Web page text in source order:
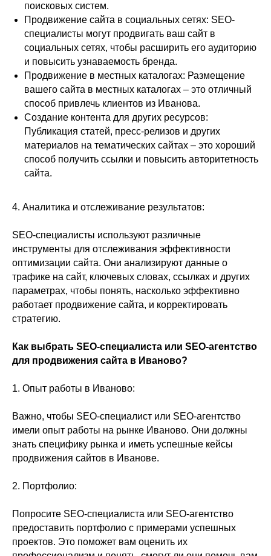
поисковых систем.
Продвижение сайта в социальных сетях: SEO-
специалисты могут продвигать ваш сайт в
социальных сетях, чтобы расширить его аудиторию
и повысить узнаваемость бренда.
Продвижение в местных каталогах: Размещение
вашего сайта в местных каталогах – это отличный
способ привлечь клиентов из Иванова.
Создание контента для других ресурсов:
Публикация статей, пресс-релизов и других
материалов на тематических сайтах – это хороший
способ получить ссылки и повысить авторитетность
сайта.
4. Аналитика и отслеживание результатов:
SEO-специалисты используют различные
инструменты для отслеживания эффективности
оптимизации сайта. Они анализируют данные о
трафике на сайт, ключевых словах, ссылках и других
параметрах, чтобы понять, насколько эффективно
работает продвижение сайта, и корректировать
стратегию.
Как выбрать SEO-специалиста или SEO-агентство
для продвижения сайта в Иваново?
1. Опыт работы в Иваново:
Важно, чтобы SEO-специалист или SEO-агентство
имели опыт работы на рынке Иваново. Они должны
знать специфику рынка и иметь успешные кейсы
продвижения сайтов в Иванове.
2. Портфолио:
Попросите SEO-специалиста или SEO-агентство
предоставить портфолио с примерами успешных
проектов. Это поможет вам оценить их